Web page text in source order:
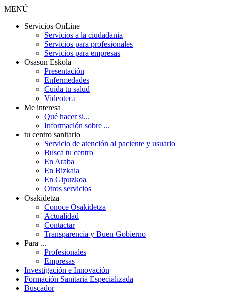
MENÚ
Servicios OnLine
Servicios a la ciudadania
Servicios para profesionales
Servicios para empresas
Osasun Eskola
Presentación
Enfermedades
Cuida tu salud
Videoteca
Me interesa
Qué hacer si...
Información sobre ...
tu centro sanitario
Servicio de atención al paciente y usuario
Busca tu centro
En Araba
En Bizkaia
En Gipuzkoa
Otros servicios
Osakidetza
Conoce Osakidetza
Actualidad
Contactar
Transparencia y Buen Gobierno
Para ...
Profesionales
Empresas
Investigación e Innovación
Formación Sanitaria Especializada
Buscador